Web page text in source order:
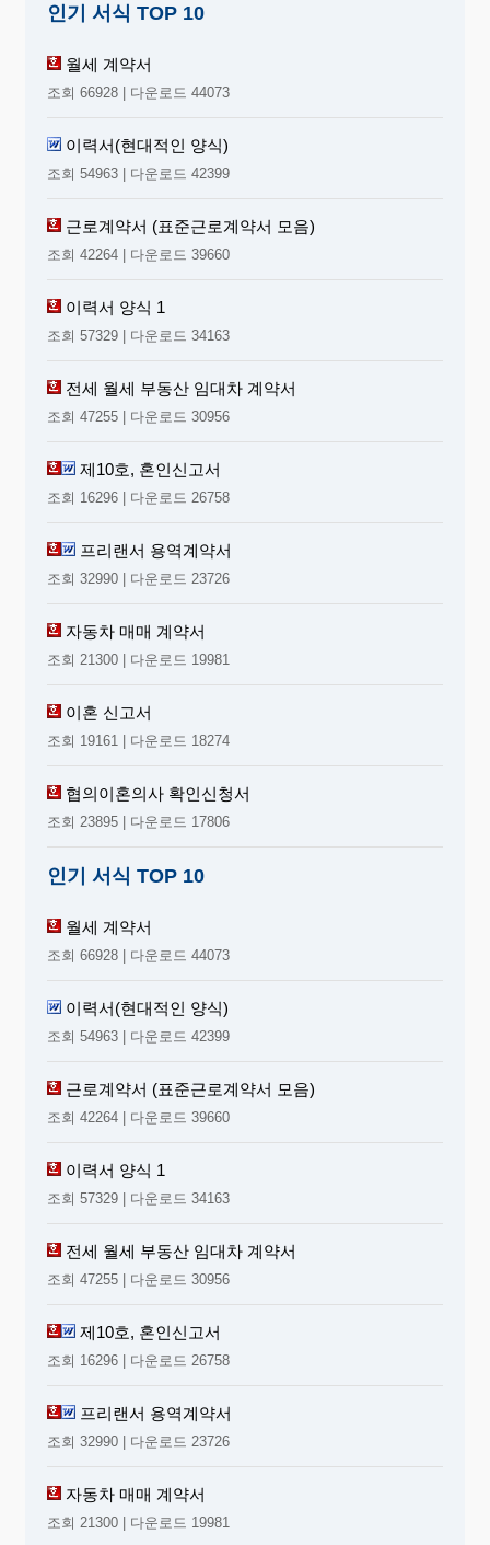
인기 서식 TOP 10
월세 계약서
조회 66928 | 다운로드 44073
이력서(현대적인 양식)
조회 54963 | 다운로드 42399
근로계약서 (표준근로계약서 모음)
조회 42264 | 다운로드 39660
이력서 양식 1
조회 57329 | 다운로드 34163
전세 월세 부동산 임대차 계약서
조회 47255 | 다운로드 30956
제10호, 혼인신고서
조회 16296 | 다운로드 26758
프리랜서 용역계약서
조회 32990 | 다운로드 23726
자동차 매매 계약서
조회 21300 | 다운로드 19981
이혼 신고서
조회 19161 | 다운로드 18274
협의이혼의사 확인신청서
조회 23895 | 다운로드 17806
인기 서식 TOP 10
월세 계약서
조회 66928 | 다운로드 44073
이력서(현대적인 양식)
조회 54963 | 다운로드 42399
근로계약서 (표준근로계약서 모음)
조회 42264 | 다운로드 39660
이력서 양식 1
조회 57329 | 다운로드 34163
전세 월세 부동산 임대차 계약서
조회 47255 | 다운로드 30956
제10호, 혼인신고서
조회 16296 | 다운로드 26758
프리랜서 용역계약서
조회 32990 | 다운로드 23726
자동차 매매 계약서
조회 21300 | 다운로드 19981